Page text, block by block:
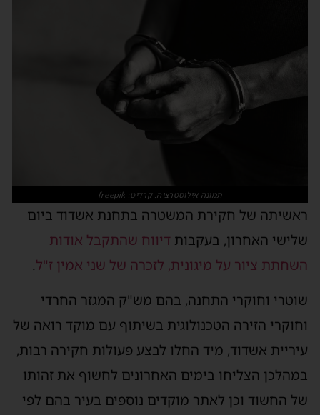
תמונה אילוסטרציה. קרדיט: freepik
ראשיתה של חקירת המשטרה בתחנת אשדוד ביום
שלישי האחרון, בעקבות דיווח שהתקבל אודות
השחתת ציור על מיגונית, לזכרה של שני אמין ז"ל.
שוטרי וחוקרי התחנה, בהם מש"ק המגזר החרדי
וחוקרי הזירה הטכנולוגית בשיתוף עם מוקד רואה של
עיריית אשדוד, מיד החלו לבצע פעולות חקירה רבות,
במהלכן הצליחו בימים האחרונים לחשוף את זהותו
של החשוד וכן לאתר מוקדים נוספים בעיר בהם לפי